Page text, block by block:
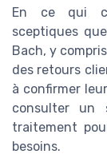
En ce qui
sceptiques
Bach, y
des retours
à confirmer
consulter un
traitement
besoins.